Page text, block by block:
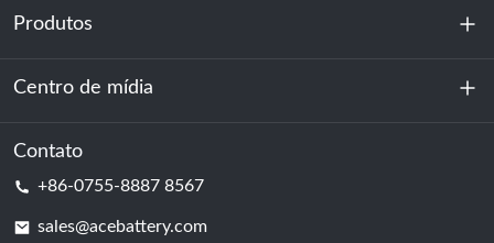
Sobre nós
Sustentabilidade
Produtos
Armazenamento de energia
Centro de dados e sala de servidores
Centro de mídia
Notícias
Contato
+86-0755-8887 8567
sales@acebattery.com